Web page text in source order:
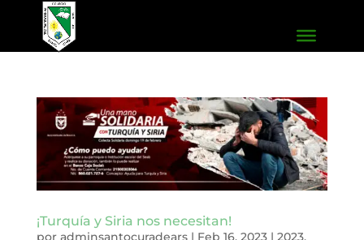
¡Turquía y Siria nos necesitan!
por adminsantocuradears| Feb 16, 2023| 2023,